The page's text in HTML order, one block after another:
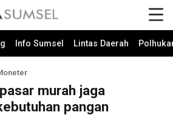
Info Sumsel Lintas Daerah
murah jaga
pangan